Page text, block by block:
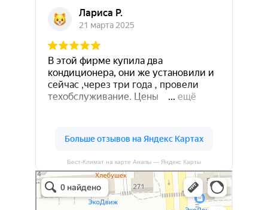
Бест-Климат на карте Анапы — Яндекс Карты
Бест-климат
Кондиционеры в Краснодаре